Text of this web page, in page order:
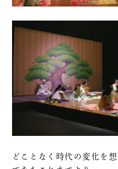
どことなく時代の変化を